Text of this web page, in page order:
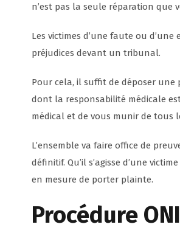
n’est pas la seule réparation que
Les victimes d’une faute ou
préjudices devant un tribunal.
Pour cela, il suffit de déposer
dont la responsabilité médicale
médical et de vous munir de tous
L’ensemble va faire office de
définitif. Qu’il s’agisse d’une
en mesure de porter plainte.
Procédure